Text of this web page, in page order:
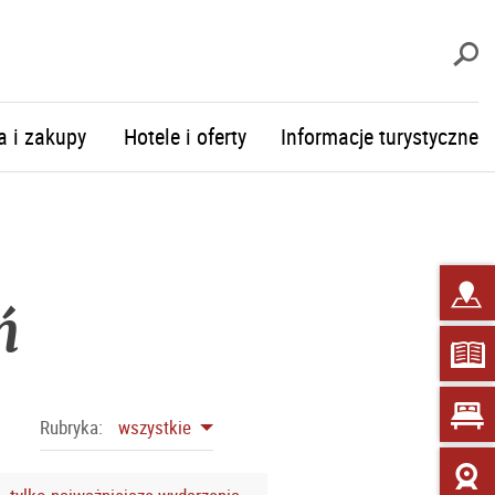
i zakupy Hotele i oferty Informacje turystyczne
Rubryka: wszystkie